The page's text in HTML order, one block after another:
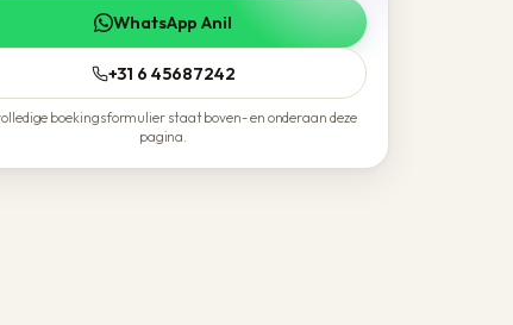
WhatsApp Anil
+31 6 45687242
boekingsformulier staat boven- en onderaan deze
pagina.